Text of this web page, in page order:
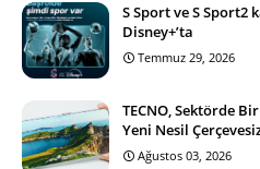
S Sport ve S Sport2
Disney+’ta
Temmuz 29, 2026
TECNO, Sektörde
Yeni Nesil
Ağustos 03, 2026